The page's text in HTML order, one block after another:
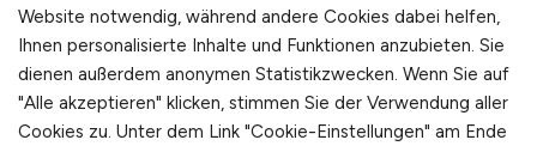
Stellenanzeigen schalten
Mediadaten & Konditionen
Arbeitgeber Seite
Website notwendig, während andere Cookies dabei helfen,
Ihnen personalisierte Inhalte und Funktionen anzubieten. Sie
dienen außerdem anonymen Statistikzwecken. Wenn Sie auf
"Alle akzeptieren" klicken, stimmen Sie der Verwendung aller
Cookies zu. Unter dem Link "Cookie-Einstellungen" am Ende